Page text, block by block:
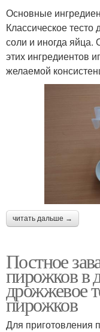
Основные
Классическое
соли и иногда
этих ингредиентов
желаемой
читать дальше →
Постное
пирожков в
дрожжевое
пирожков
Для приготовления